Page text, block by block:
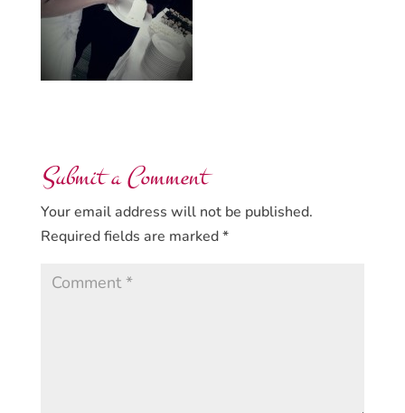
Submit a Comment
Your email address will not be published.
Required fields are marked*